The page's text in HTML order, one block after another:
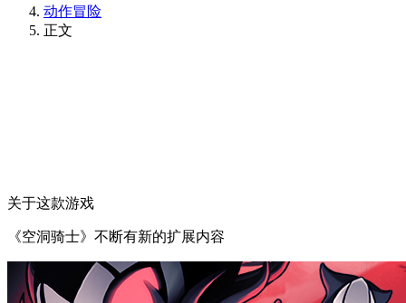
动作冒险
正文
关于这款游戏
《空洞骑士》不断有新的扩展内容